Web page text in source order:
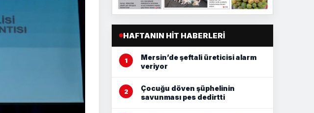
HAFTANIN HIT HABERLERI
Mersin’de şeftali üreticisi alarm
veriyor
Çocuğu döven şüphelinin
savunması pes dedirtti